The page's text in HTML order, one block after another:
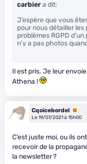
carbiera dit:
J’espère que vous
pour nous détailler
problèmes RGPD
n’y a pas photos
Il est pris. Je leur
Athena !
Cqoicebordel
Le 19/07/2021 à 15h00
C’est juste moi, ou ils
recevoir de la
la newsletter ?